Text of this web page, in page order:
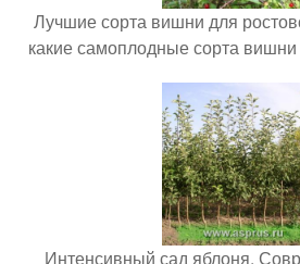
Лучшие сорта вишни для
какие самоплодные сорта
Интенсивный сад яблоня.